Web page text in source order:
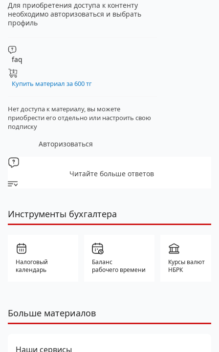
Для приобретения доступа к контенту
необходимо авторизоваться и выбрать
профиль
faq
Купить материал за 600 тг
Нет доступа к материалу, вы можете
приобрести его отдельно или настроить свою
подписку
Авторизоваться
Читайте больше ответов
Инструменты бухгалтера
Налоговый
календарь
Баланс
рабочего времени
Курсы валют
НБРК
Больше материалов
Наши сервисы